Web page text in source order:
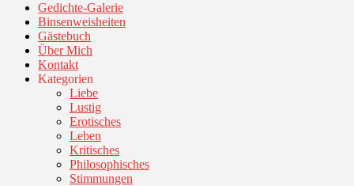
Gedichte-Galerie
Binsenweisheiten
Gästebuch
Über Mich
Kontakt
Kategorien
Liebe
Lustig
Erotisches
Leben
Kritisches
Philosophisches
Stimmungen